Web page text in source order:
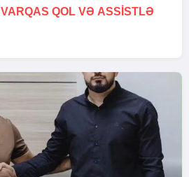
VARQAS QOL VƏ ASSİSTLƏ